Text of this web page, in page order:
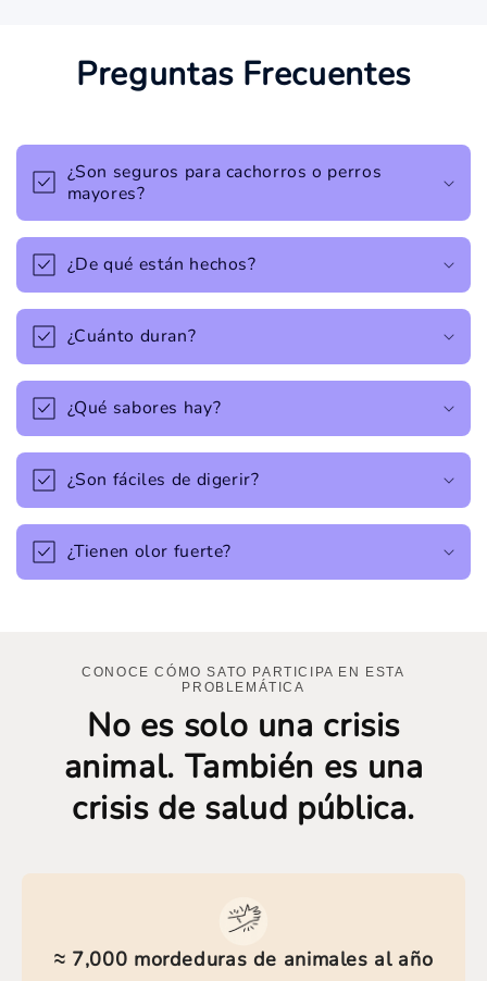
Preguntas Frecuentes
¿Son seguros para cachorros o perros
mayores?
¿De qué están hechos?
¿Cuánto duran?
¿Qué sabores hay?
¿Son fáciles de digerir?
¿Tienen olor fuerte?
CONOCE CÓMO SATO PARTICIPA EN ESTA
PROBLEMÁTICA
No es solo una crisis
animal. También es una
crisis de salud pública.
≈ 7,000 mordeduras de animales al año